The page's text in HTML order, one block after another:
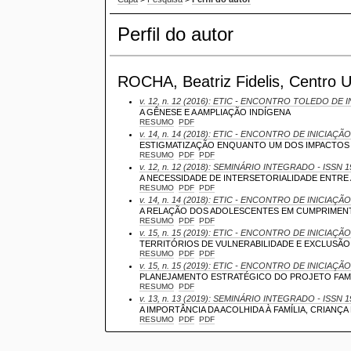
Perfil do autor
ROCHA, Beatriz Fidelis, Centro
v. 12, n. 12 (2016): ETIC - ENCONTRO TOLEDO DE
A GÊNESE E A AMPLIAÇÃO INDÍGENA
RESUMO PDF
v. 14, n. 14 (2018): ETIC - ENCONTRO DE
ESTIGMATIZAÇÃO ENQUANTO UM DOS
RESUMO PDF PDF
v. 12, n. 12 (2018): SEMINÁRIO INTEGRADO - ISSN
A NECESSIDADE DE INTERSETORIALIDADE
RESUMO PDF PDF
v. 14, n. 14 (2018): ETIC - ENCONTRO DE
A RELAÇÃO DOS ADOLESCENTES EM
RESUMO PDF PDF
v. 15, n. 15 (2019): ETIC - ENCONTRO DE
TERRITÓRIOS DE VULNERABILIDADE E
RESUMO PDF PDF
v. 15, n. 15 (2019): ETIC - ENCONTRO DE
PLANEJAMENTO ESTRATÉGICO DO PROJETO
RESUMO PDF
v. 13, n. 13 (2019): SEMINÁRIO INTEGRADO - ISSN
A IMPORTÂNCIA DA ACOLHIDA À FAMÍLIA,
RESUMO PDF PDF